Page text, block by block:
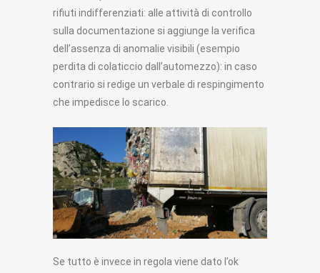
rifiuti indifferenziati: alle attività di controllo
sulla documentazione si aggiunge la verifica
dell’assenza di anomalie visibili (esempio
perdita di colaticcio dall’automezzo): in caso
contrario si redige un verbale di respingimento
che impedisce lo scarico.
Se tutto è invece in regola viene dato l’ok